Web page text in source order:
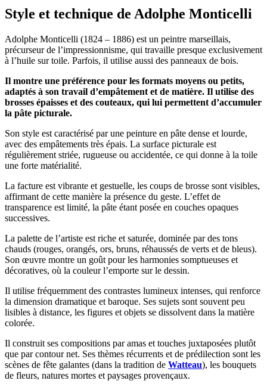
Style et technique de Adolphe Monticelli
Adolphe Monticelli (1824 – 1886) est un peintre marseillais,
précurseur de l’impressionnisme, qui travaille presque exclusivement
à l’huile sur toile. Parfois, il utilise aussi des panneaux de bois.
Il montre une préférence pour les formats moyens ou petits,
adaptés à son travail d’empâtement et de matière. Il utilise des
brosses épaisses et des couteaux, qui lui permettent d’accumuler
la pâte picturale.
Son style est caractérisé par une peinture en pâte dense et lourde,
avec des empâtements très épais. La surface picturale est
régulièrement striée, rugueuse ou accidentée, ce qui donne à la toile
une forte matérialité.
La facture est vibrante et gestuelle, les coups de brosse sont visibles,
affirmant de cette manière la présence du geste. L’effet de
transparence est limité, la pâte étant posée en couches opaques
successives.
La palette de l’artiste est riche et saturée, dominée par des tons
chauds (rouges, orangés, ors, bruns, réhaussés de verts et de bleus).
Son œuvre montre un goût pour les harmonies somptueuses et
décoratives, où la couleur l’emporte sur le dessin.
Il utilise fréquemment des contrastes lumineux intenses, qui renforce
la dimension dramatique et baroque. Ses sujets sont souvent peu
lisibles à distance, les figures et objets se dissolvent dans la matière
colorée.
Il construit ses compositions par amas et touches juxtaposées plutôt
que par contour net. Ses thèmes récurrents et de prédilection sont les
scènes de fête galantes (dans la tradition de Watteau), les bouquets
de fleurs, natures mortes et paysages provençaux.